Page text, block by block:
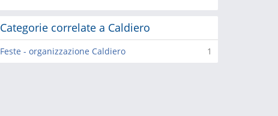
Categorie correlate a Caldiero
1
Feste - organizzazione Caldiero